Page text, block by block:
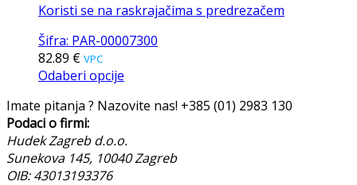
Koristi se na raskrajačima s predrezačem
Šifra: PAR-00007300
82.89 € VPC
Odaberi opcije
Imate pitanja ? Nazovite nas! +385 (01) 2983 130
Podaci o firmi:
Hudek Zagreb d.o.o.
Sunekova 145, 10040 Zagreb
OIB: 43013193376